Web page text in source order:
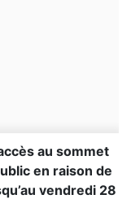
au sommet
en raison de
vendredi 28